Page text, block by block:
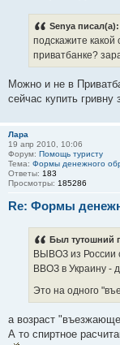
Senya писал(а):
подскажите какой
приватбанке?
Можно и не в
сейчас купить гривну
Лара
19 апр 2010, 10:06
Форум: Помощь туристу
Тема: Формы денежного
Ответы: 183
Просмотры: 185286
Re: Формы
Был тутошний
ВЫВОЗ из России
ВВОЗ в Украину -
Это на одного
а возраст
А то спиртное